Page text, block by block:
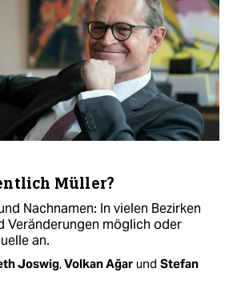
Müller?
Nachnamen: In vielen Bezirken
Veränderungen möglich oder
an.
Joswig,Volkan Ağar und Stefan